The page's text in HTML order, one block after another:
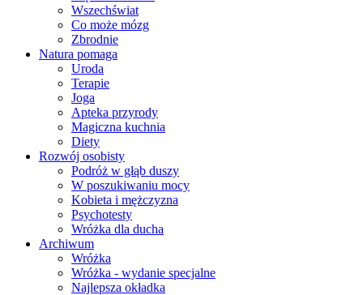
Wszechświat
Co może mózg
Zbrodnie
Natura pomaga
Uroda
Terapie
Joga
Apteka przyrody
Magiczna kuchnia
Diety
Rozwój osobisty
Podróż w głąb duszy
W poszukiwaniu mocy
Kobieta i mężczyzna
Psychotesty
Wróżka dla ducha
Archiwum
Wróżka
Wróżka - wydanie specjalne
Najlepsza okładka